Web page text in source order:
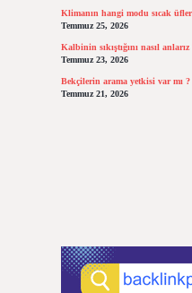
Klimanın hangi modu sıcak
Temmuz 25, 2026
Kalbinin sıkıştığını nasıl anlarız
Temmuz 23, 2026
Bekçilerin arama yetkisi var mı ?
Temmuz 21, 2026